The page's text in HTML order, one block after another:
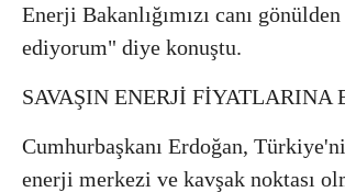
Enerji Bakanlığımızı canı
ediyorum" diye konuştu.
SAVAŞIN ENERJİ FİYATLARINA
Cumhurbaşkanı Erdoğan,
enerji merkezi ve kavşak noktası